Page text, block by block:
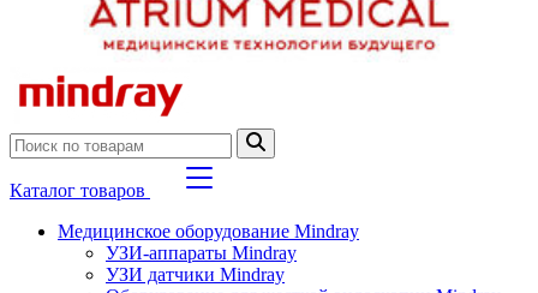
Каталог товаров
Медицинское оборудование Mindray
УЗИ-аппараты Mindray
УЗИ датчики Mindray